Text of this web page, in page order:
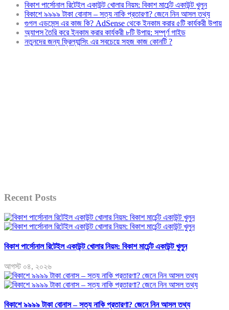
বিকাশ পার্সোনাল রিটেইল একাউন্ট খোলার নিয়ম: বিকাশ মার্চেন্ট একাউন্ট খুলুন
বিকাশে ৯৯৯৯ টাকা বোনাস – সত্য নাকি প্রতারণা? জেনে নিন আসল তথ্য
গুগল এডসেন্স এর কাজ কি? AdSense থেকে ইনকাম করার ৫টি কার্যকরী উপায়
অ্যাপস তৈরি করে ইনকাম করার কার্যকরী ৮টি উপায়: সম্পূর্ণ গাইড
নতুনদের জন্য ফ্রিল্যান্সিং এর সবচেয়ে সহজ কাজ কোনটি ?
Recent Posts
বিকাশ পার্সোনাল রিটেইল একাউন্ট খোলার নিয়ম: বিকাশ মার্চেন্ট একাউন্ট খুলুন
আগস্ট ০৪, ২০২৬
বিকাশে ৯৯৯৯ টাকা বোনাস – সত্য নাকি প্রতারণা? জেনে নিন আসল তথ্য